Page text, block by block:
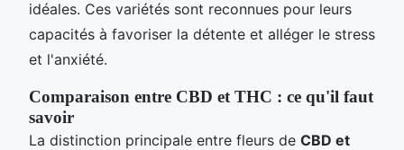
idéales. Ces variétés sont reconnues pour leurs
capacités à favoriser la détente et alléger le stress
et l'anxiété.
Comparaison entre CBD et THC : ce qu'il faut
savoir
La distinction principale entre fleurs de CBD et